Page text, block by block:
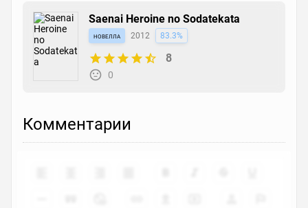
Saenai Heroine no Sodatekata
новелла 2012 83.3%
8
0
Комментарии